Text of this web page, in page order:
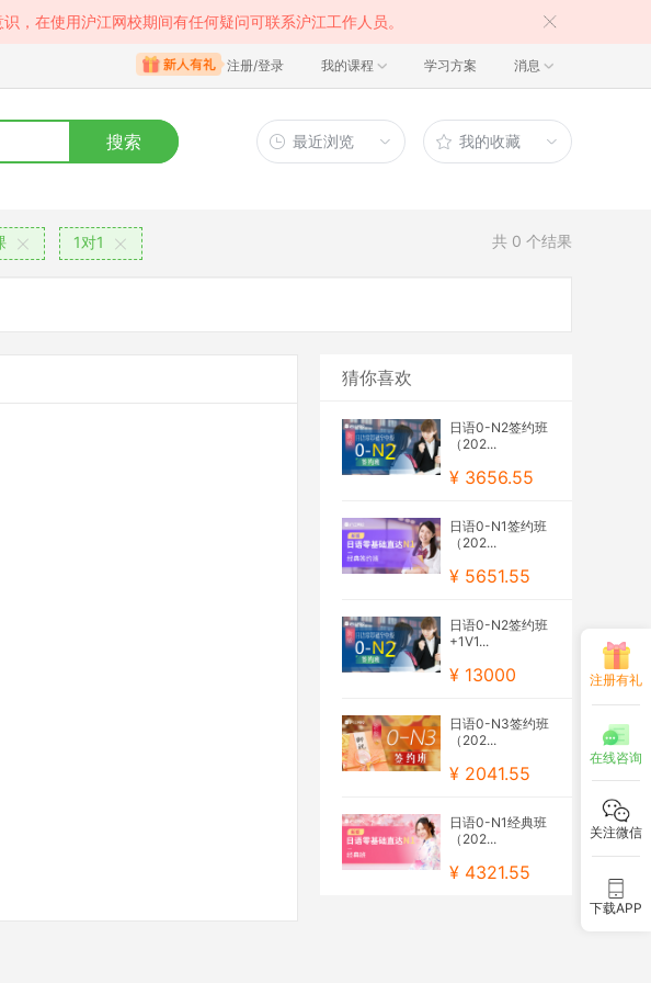
，在使用沪江网校期间有任何疑问可联系沪江工作人员。
注册/登录 我的课程 学习方案 消息
搜索 最近浏览 我的收藏
1对1 共 0 个结果
猜你喜欢
日语0-N2签约班
（202...
¥ 3656.55
日语0-N1签约班
（202...
¥ 5651.55
日语0-N2签约班
+1V1...
¥ 13000
日语0-N3签约班
（202...
¥ 2041.55
日语0-N1经典班
（202...
¥ 4321.55
注册有礼
在线咨询
关注微信
下载APP